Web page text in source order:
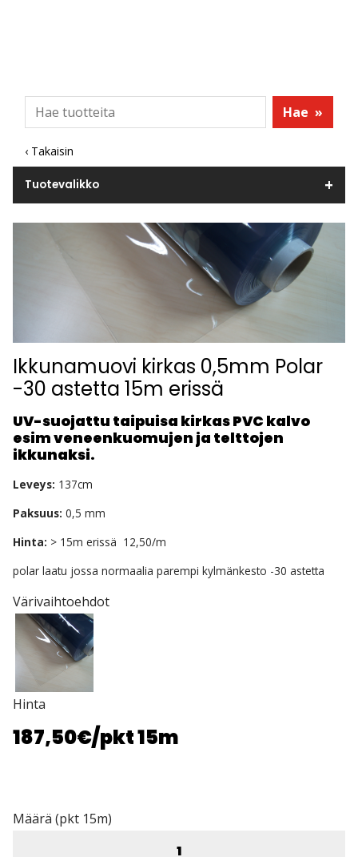
Hae »
‹ Takaisin
Tuotevalikko
Ikkunamuovi kirkas 0,5mm Polar
-30 astetta 15m erissä
UV-suojattu taipuisa kirkas PVC kalvo
esim veneenkuomujen ja telttojen
ikkunaksi.
Leveys: 137cm
Paksuus: 0,5 mm
Hinta: > 15m erissä 12,50/m
polar laatu jossa normaalia parempi kylmänkesto -30 astetta
Värivaihtoehdot
Hinta
187,50€/pkt 15m
Määrä (pkt 15m)